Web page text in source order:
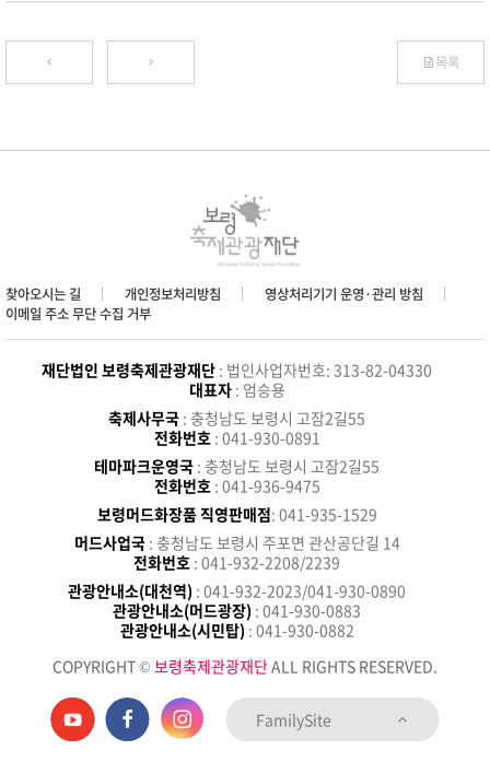
목록
찾아오시는 길 개인정보처리방침
영상처리기기 운영·관리 방침
이메일 주소 무단 수집 거부
재단법인 보령축제관광재단 : 법인사업자번호: 313-82-04330
대표자: 엄승용
축제사무국 : 충청남도 보령시 고잠2길55
전화번호 : 041-930-0891
테마파크운영국 : 충청남도 보령시 고잠2길55
전화번호 : 041-936-9475
보령머드화장품 직영판매점: 041-935-1529
머드사업국 : 충청남도 보령시 주포면 관산공단길 14
전화번호 : 041-932-2208/2239
관광안내소(대천역) : 041-932-2023/041-930-0890
관광안내소(머드광장) : 041-930-0883
관광안내소(시민탑) : 041-930-0882
COPYRIGHT © 보령축제관광재단ALL RIGHTS RESERVED.
FamilySite